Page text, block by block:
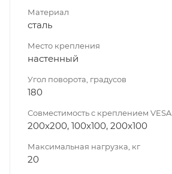
Материал
сталь
Место крепления
настенный
Угол поворота, градусов
180
Совместимость с креплением VESA
200x200, 100x100, 200x100
Максимальная нагрузка, кг
20